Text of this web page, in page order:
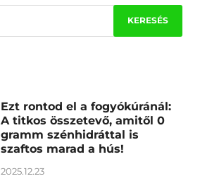
Ezt rontod el a fogyókúránál:
A titkos összetevő, amitől 0
gramm szénhidráttal is
szaftos marad a hús!
2025.12.23